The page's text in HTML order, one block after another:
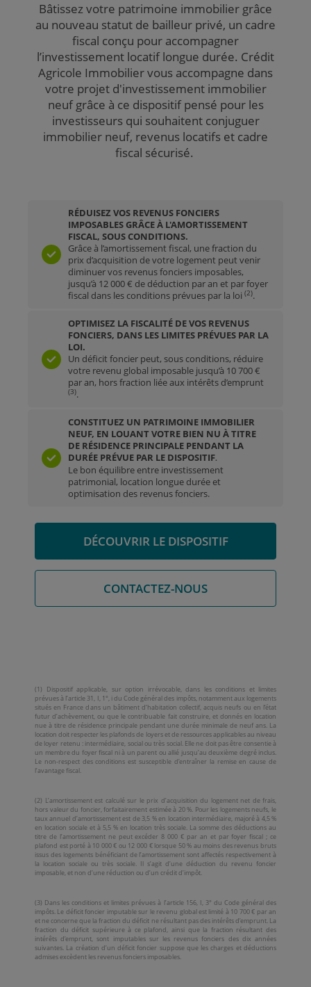
Bâtissez votre patrimoine immobilier grâce
au nouveau statut de bailleur privé, un cadre
fiscal conçu pour accompagner
l’investissement locatif longue durée. Crédit
Agricole Immobilier vous accompagne dans
votre projet d'investissement immobilier
neuf grâce à ce dispositif pensé pour les
investisseurs qui souhaitent conjuguer
immobilier neuf, revenus locatifs et cadre
fiscal sécurisé.
RÉDUISEZ VOS REVENUS FONCIERS
IMPOSABLES GRÂCE À L'AMORTISSEMENT
FISCAL, SOUS CONDITIONS.
Grâce à l’amortissement fiscal, une fraction du
prix d’acquisition de votre logement peut venir
diminuer vos revenus fonciers imposables,
jusqu’à 12 000 € de déduction par an et par foyer
fiscal dans les conditions prévues par la loi (2).
OPTIMISEZ LA FISCALITÉ DE VOS REVENUS
FONCIERS, DANS LES LIMITES PRÉVUES PAR LA
LOI.
Un déficit foncier peut, sous conditions, réduire
votre revenu global imposable jusqu’à 10 700 €
par an, hors fraction liée aux intérêts d’emprunt
(3).
CONSTITUEZ UN PATRIMOINE IMMOBILIER
NEUF, EN LOUANT VOTRE BIEN NU À TITRE
DE RÉSIDENCE PRINCIPALE PENDANT LA
DURÉE PRÉVUE PAR LE DISPOSITIF.
Le bon équilibre entre investissement
patrimonial, location longue durée et
optimisation des revenus fonciers.
DÉCOUVRIR LE DISPOSITIF
CONTACTEZ-NOUS
(1) Dispositif applicable, sur option irrévocable, dans les conditions et limites
prévues à l’article 31, I, 1°, i du Code général des impôts, notamment aux logements
situés en France dans un bâtiment d’habitation collectif, acquis neufs ou en l’état
futur d’achèvement, ou que le contribuable fait construire, et donnés en location
nue à titre de résidence principale pendant une durée minimale de neuf ans. La
location doit respecter les plafonds de loyers et de ressources applicables au niveau
de loyer retenu : intermédiaire, social ou très social. Elle ne doit pas être consentie à
un membre du foyer fiscal ni à un parent ou allié jusqu’au deuxième degré inclus.
Le non-respect des conditions est susceptible d’entraîner la remise en cause de
l’avantage fiscal.
(2) L’amortissement est calculé sur le prix d’acquisition du logement net de frais,
hors valeur du foncier, forfaitairement estimée à 20 %. Pour les logements neufs, le
taux annuel d’amortissement est de 3,5 % en location intermédiaire, majoré à 4,5 %
en location sociale et à 5,5 % en location très sociale. La somme des déductions au
titre de l’amortissement ne peut excéder 8 000 € par an et par foyer fiscal ; ce
plafond est porté à 10 000 € ou 12 000 € lorsque 50 % au moins des revenus bruts
issus des logements bénéficiant de l’amortissement sont affectés respectivement à
la location sociale ou très sociale. Il s’agit d’une déduction du revenu foncier
imposable, et non d’une réduction ou d’un crédit d’impôt.
(3) Dans les conditions et limites prévues à l’article 156, I, 3° du Code général des
impôts. Le déficit foncier imputable sur le revenu global est limité à 10 700 € par an
et ne concerne que la fraction du déficit ne résultant pas des intérêts d’emprunt. La
fraction du déficit supérieure à ce plafond, ainsi que la fraction résultant des
intérêts d’emprunt, sont imputables sur les revenus fonciers des dix années
suivantes. La création d’un déficit foncier suppose que les charges et déductions
admises excèdent les revenus fonciers imposables.